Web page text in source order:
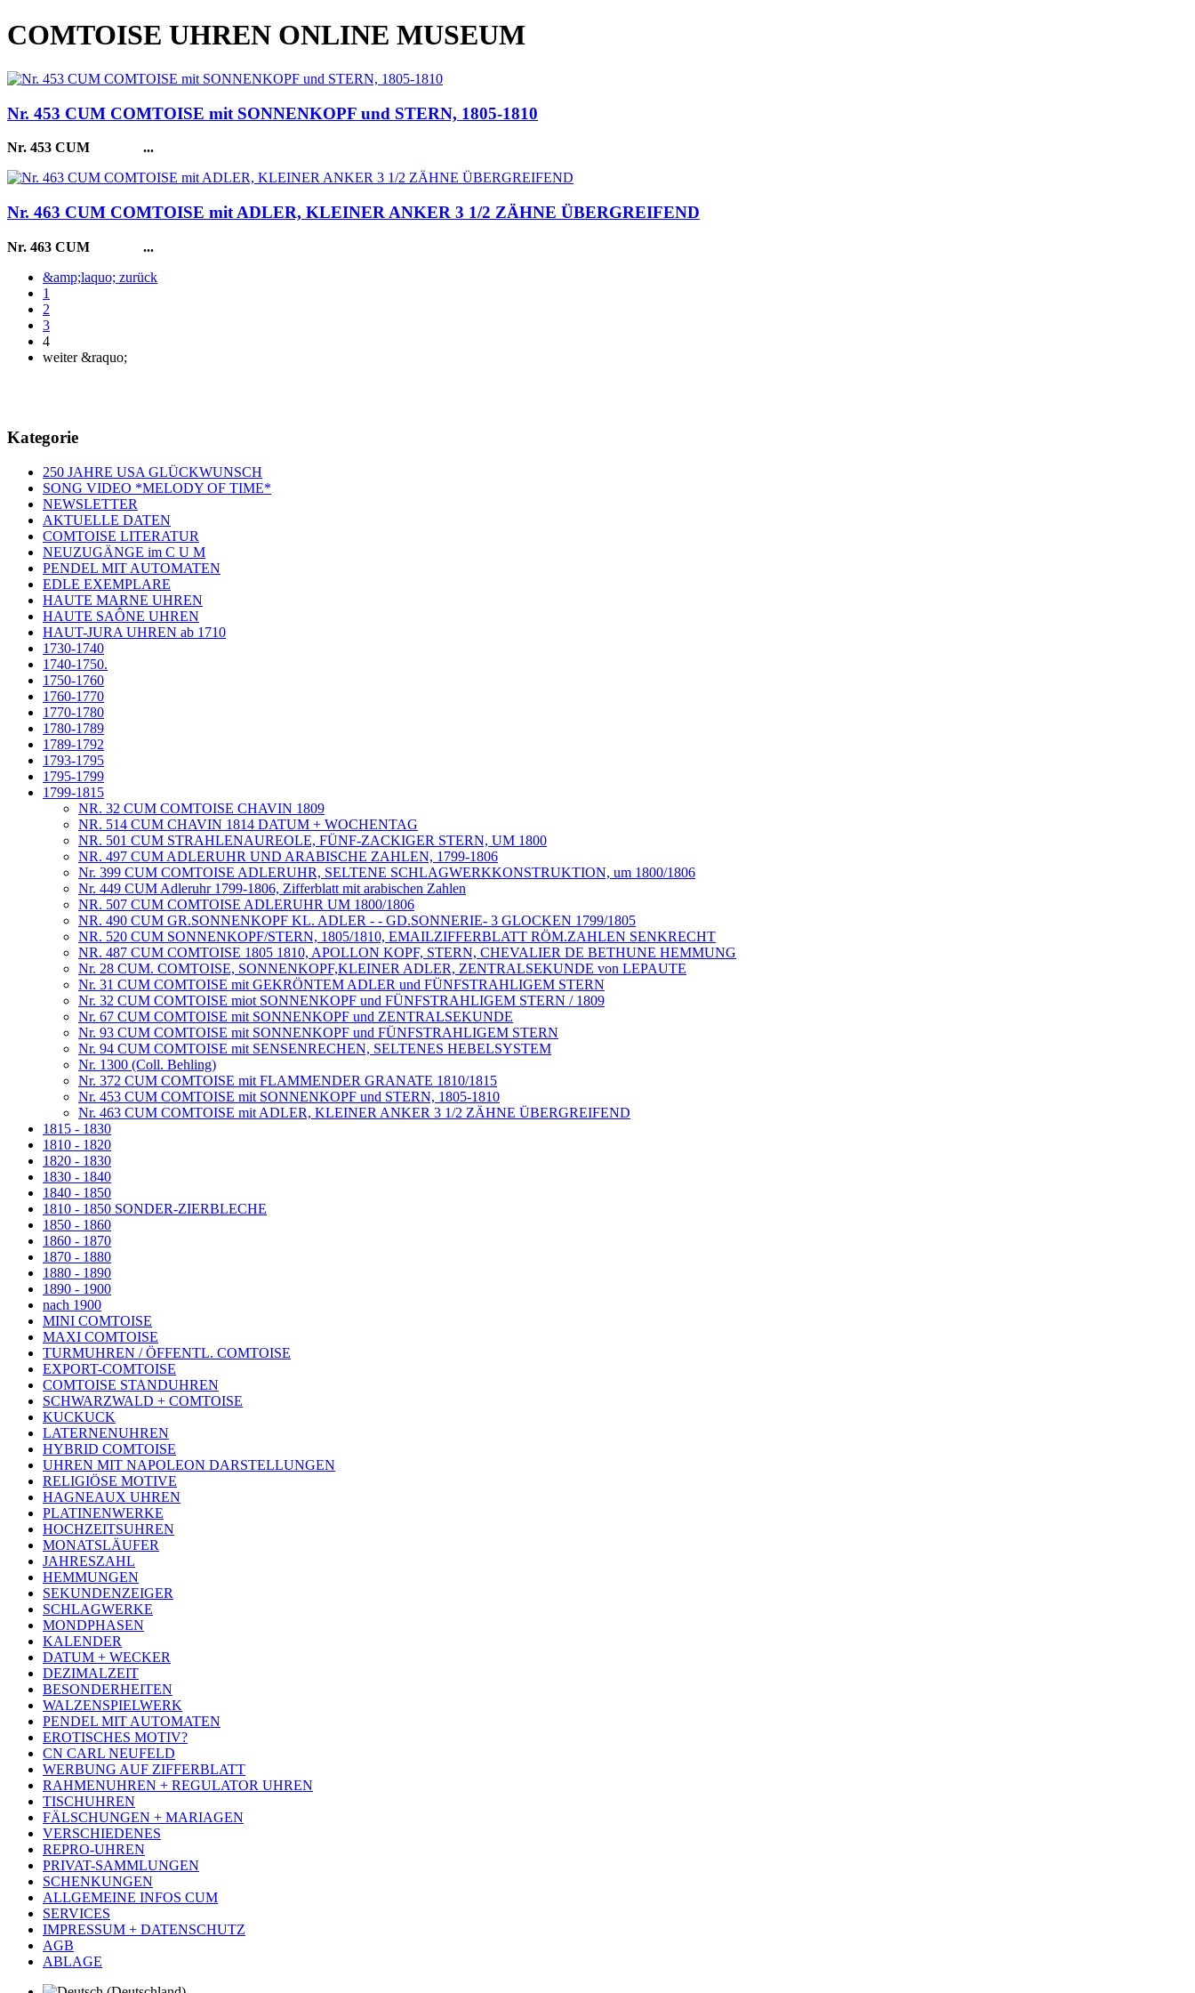
COMTOISE UHREN ONLINE MUSEUM
Nr. 453 CUM COMTOISE mit SONNENKOPF und STERN, 1805-1810
Nr. 453 CUM ...
Nr. 463 CUM COMTOISE mit ADLER, KLEINER ANKER 3 1/2 ZÄHNE ÜBERGREIFEND
Nr. 463 CUM ...
&amp;laquo; zurück
1
2
3
4
weiter &raquo;
Kategorie
250 JAHRE USA GLÜCKWUNSCH
SONG VIDEO *MELODY OF TIME*
NEWSLETTER
AKTUELLE DATEN
COMTOISE LITERATUR
NEUZUGÄNGE im C U M
PENDEL MIT AUTOMATEN
EDLE EXEMPLARE
HAUTE MARNE UHREN
HAUTE SAÔNE UHREN
HAUT-JURA UHREN ab 1710
1730-1740
1740-1750.
1750-1760
1760-1770
1770-1780
1780-1789
1789-1792
1793-1795
1795-1799
1799-1815
NR. 32 CUM COMTOISE CHAVIN 1809
NR. 514 CUM CHAVIN 1814 DATUM + WOCHENTAG
NR. 501 CUM STRAHLENAUREOLE, FÜNF-ZACKIGER STERN, UM 1800
NR. 497 CUM ADLERUHR UND ARABISCHE ZAHLEN, 1799-1806
Nr. 399 CUM COMTOISE ADLERUHR, SELTENE SCHLAGWERKKONSTRUKTION, um 1800/1806
Nr. 449 CUM Adleruhr 1799-1806, Zifferblatt mit arabischen Zahlen
NR. 507 CUM COMTOISE ADLERUHR UM 1800/1806
NR. 490 CUM GR.SONNENKOPF KL. ADLER - - GD.SONNERIE- 3 GLOCKEN 1799/1805
NR. 520 CUM SONNENKOPF/STERN, 1805/1810, EMAILZIFFERBLATT RÖM.ZAHLEN SENKRECHT
NR. 487 CUM COMTOISE 1805 1810, APOLLON KOPF, STERN, CHEVALIER DE BETHUNE HEMMUNG
Nr. 28 CUM. COMTOISE, SONNENKOPF,KLEINER ADLER, ZENTRALSEKUNDE von LEPAUTE
Nr. 31 CUM COMTOISE mit GEKRÖNTEM ADLER und FÜNFSTRAHLIGEM STERN
Nr. 32 CUM COMTOISE miot SONNENKOPF und FÜNFSTRAHLIGEM STERN / 1809
Nr. 67 CUM COMTOISE mit SONNENKOPF und ZENTRALSEKUNDE
Nr. 93 CUM COMTOISE mit SONNENKOPF und FÜNFSTRAHLIGEM STERN
Nr. 94 CUM COMTOISE mit SENSENRECHEN, SELTENES HEBELSYSTEM
Nr. 1300 (Coll. Behling)
Nr. 372 CUM COMTOISE mit FLAMMENDER GRANATE 1810/1815
Nr. 453 CUM COMTOISE mit SONNENKOPF und STERN, 1805-1810
Nr. 463 CUM COMTOISE mit ADLER, KLEINER ANKER 3 1/2 ZÄHNE ÜBERGREIFEND
1815 - 1830
1810 - 1820
1820 - 1830
1830 - 1840
1840 - 1850
1810 - 1850 SONDER-ZIERBLECHE
1850 - 1860
1860 - 1870
1870 - 1880
1880 - 1890
1890 - 1900
nach 1900
MINI COMTOISE
MAXI COMTOISE
TURMUHREN / ÖFFENTL. COMTOISE
EXPORT-COMTOISE
COMTOISE STANDUHREN
SCHWARZWALD + COMTOISE
KUCKUCK
LATERNENUHREN
HYBRID COMTOISE
UHREN MIT NAPOLEON DARSTELLUNGEN
RELIGIÖSE MOTIVE
HAGNEAUX UHREN
PLATINENWERKE
HOCHZEITSUHREN
MONATSLÄUFER
JAHRESZAHL
HEMMUNGEN
SEKUNDENZEIGER
SCHLAGWERKE
MONDPHASEN
KALENDER
DATUM + WECKER
DEZIMALZEIT
BESONDERHEITEN
WALZENSPIELWERK
PENDEL MIT AUTOMATEN
EROTISCHES MOTIV?
CN CARL NEUFELD
WERBUNG AUF ZIFFERBLATT
RAHMENUHREN + REGULATOR UHREN
TISCHUHREN
FÄLSCHUNGEN + MARIAGEN
VERSCHIEDENES
REPRO-UHREN
PRIVAT-SAMMLUNGEN
SCHENKUNGEN
ALLGEMEINE INFOS CUM
SERVICES
IMPRESSUM + DATENSCHUTZ
AGB
ABLAGE